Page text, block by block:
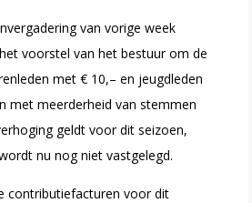
van vorige week
voorstel van het bestuur om de
met € 10,– en jeugdleden
met meerderheid van stemmen
geldt voor dit seizoen,
nu nog niet vastgelegd.
contributiefacturen voor dit